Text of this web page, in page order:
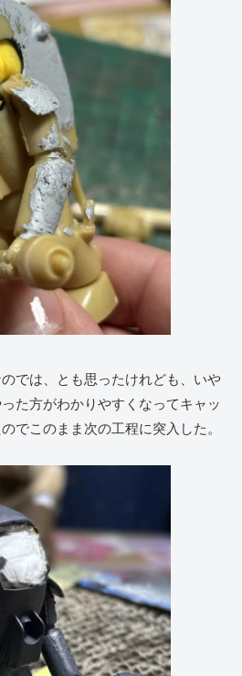
では、とも思ったけれども、いや
た方がわかりやすくなってキャッ
でこのまま次の工程に突入した。